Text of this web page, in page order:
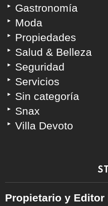
Gastronomía
Moda
Propiedades
Salud & Belleza
Seguridad
Servicios
Sin categoría
Snax
Villa Devoto
Propietario y Editor